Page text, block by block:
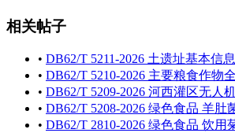
相关帖子
• DB62/T 5211-2026 土遗址基本信
• DB62/T 5210-2026 主要粮食作物
• DB62/T 5209-2026 河西灌区无人
• DB62/T 5208-2026 绿色食品 羊肚
• DB62/T 2810-2026 绿色食品 饮用